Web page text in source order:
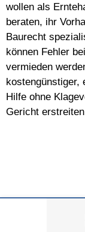
wollen als
beraten, ihr
Baurecht
können Fehler
vermieden
kostengünstiger,
Hilfe ohne
Gericht